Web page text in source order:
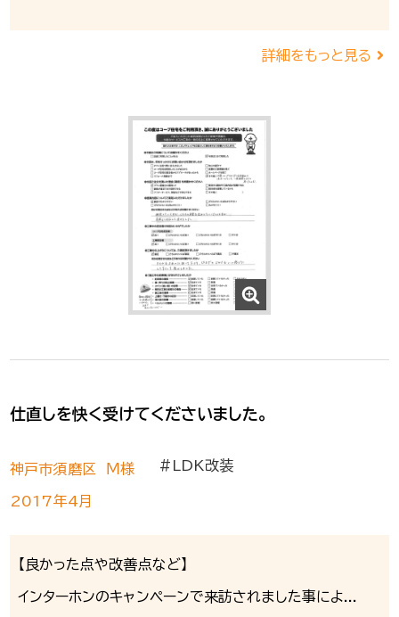
詳細をもっと見る
仕直しを快く受けてくださいました。
神戸市須磨区 Ｍ様 #LDK改装
2017年4月
【良かった点や改善点など】
インターホンのキャンペーンで来訪されました事によ...